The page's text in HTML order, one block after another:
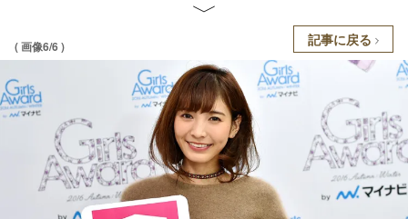
( 画像6/6 ) 記事に戻る